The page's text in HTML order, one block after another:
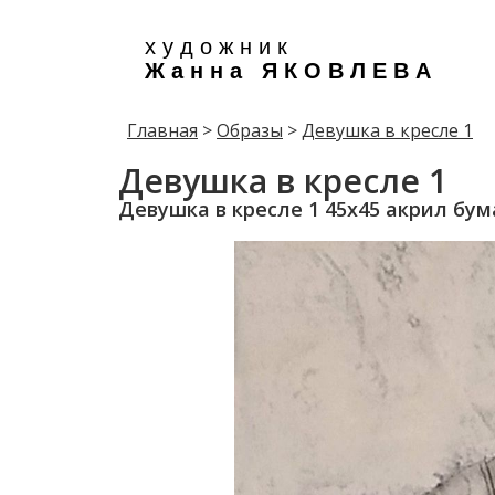
х у д о ж н и к
Ж а н н а Я К О В Л Е В А
Главная >Образы >Девушка в кресле 1
Девушка в кресле 1
Девушка в кресле 1 45х45 акрил